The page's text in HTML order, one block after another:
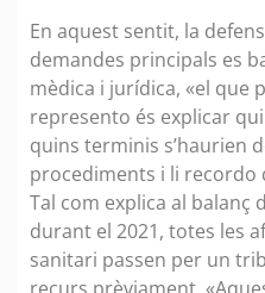
En aquest sentit, la
demandes principals es
mèdica i jurídica, «el que
represento és explicar
quins terminis s’haurien
procediments i li recordo
Tal com explica al balanç
durant el 2021, totes les
sanitari passen per un
recurs prèviament.